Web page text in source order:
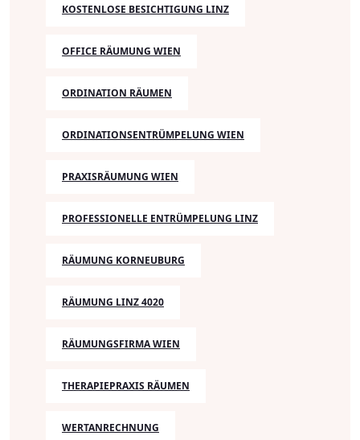
KOSTENLOSE BESICHTIGUNG LINZ
OFFICE RÄUMUNG WIEN
ORDINATION RÄUMEN
ORDINATIONSENTRÜMPELUNG WIEN
PRAXISRÄUMUNG WIEN
PROFESSIONELLE ENTRÜMPELUNG LINZ
RÄUMUNG KORNEUBURG
RÄUMUNG LINZ 4020
RÄUMUNGSFIRMA WIEN
THERAPIEPRAXIS RÄUMEN
WERTANRECHNUNG